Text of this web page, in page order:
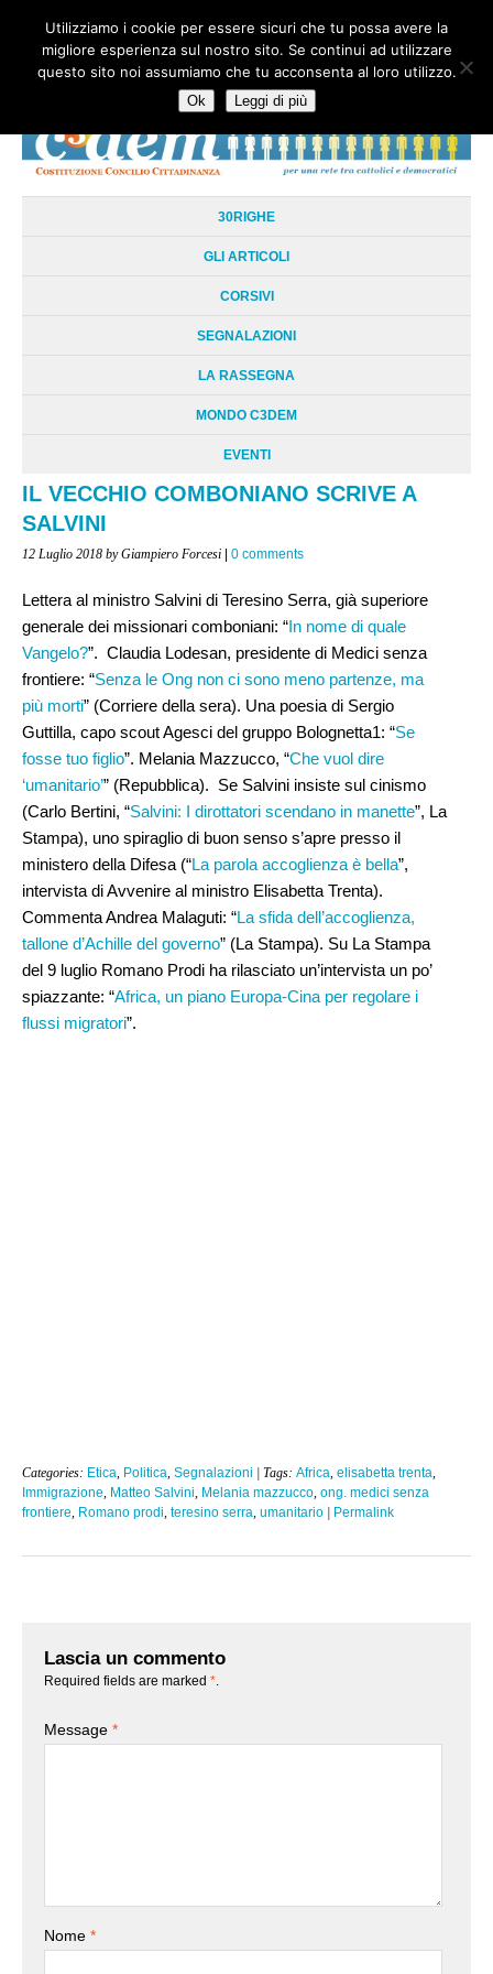
HOME CHI SIAMO LA RETE LE RADICI DOCUMENTAZIONE
AREE TEMATICHE
30RIGHE
GLI ARTICOLI
CORSIVI
SEGNALAZIONI
LA RASSEGNA
MONDO C3DEM
EVENTI
IL VECCHIO COMBONIANO SCRIVE A
SALVINI
12 Luglio 2018 by Giampiero Forcesi | 0 comments
Lettera al ministro Salvini di Teresino Serra, già superiore
generale dei missionari comboniani: “In nome di quale
Vangelo?”. Claudia Lodesan, presidente di Medici senza
frontiere: “Senza le Ong non ci sono meno partenze, ma
più morti” (Corriere della sera). Una poesia di Sergio
Guttilla, capo scout Agesci del gruppo Bolognetta1: “Se
fosse tuo figlio”. Melania Mazzucco, “Che vuol dire
‘umanitario’” (Repubblica). Se Salvini insiste sul cinismo
(Carlo Bertini, “Salvini: I dirottatori scendano in manette”, La
Stampa), uno spiraglio di buon senso s’apre presso il
ministero della Difesa (“La parola accoglienza è bella”,
intervista di Avvenire al ministro Elisabetta Trenta).
Commenta Andrea Malaguti: “La sfida dell’accoglienza,
tallone d’Achille del governo” (La Stampa). Su La Stampa
del 9 luglio Romano Prodi ha rilasciato un’intervista un po’
spiazzante: “Africa, un piano Europa-Cina per regolare i
flussi migratori”.
Categories: Etica Politica Segnalazioni | Tags: Africa elisabetta trenta
Immigrazione Matteo Salvini Melania mazzucco ong. medici senza
frontiere Romano prodi teresino serra umanitario | Permalink
Lascia un commento
Required fields are marked *
Message *
Nome *
Utilizziamo i cookie per essere sicuri che tu possa avere la
migliore esperienza sul nostro sito. Se continui ad utilizzare
questo sito noi assumiamo che tu acconsenta al loro utilizzo.
Ok Leggi di più